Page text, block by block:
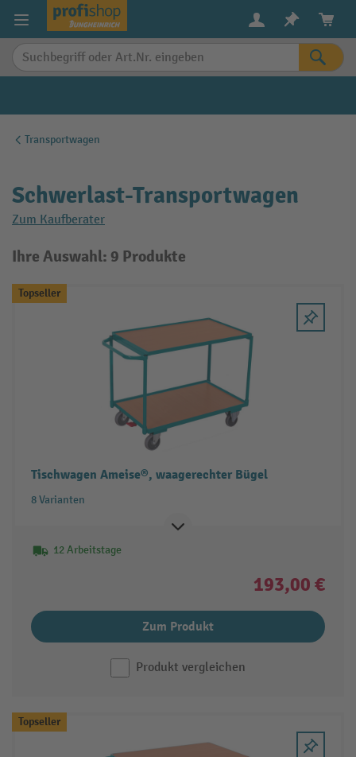
springen
Transportwagen
Schwerlast-Transportwagen
Zum Kaufberater
Ihre Auswahl: 9 Produkte
Topseller
Tischwagen Ameise®, waagerechter Bügel
8 Varianten
12 Arbeitstage
193,00 €
Zum Produkt
Produkt vergleichen
Topseller